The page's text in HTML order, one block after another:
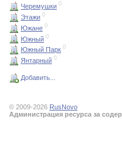
Черемушки 0
Этажи 0
Южане 0
Южный 0
Южный Парк 0
Янтарный 0
Добавить...
© 2009-2026 RusNovo
Администрация ресурса за